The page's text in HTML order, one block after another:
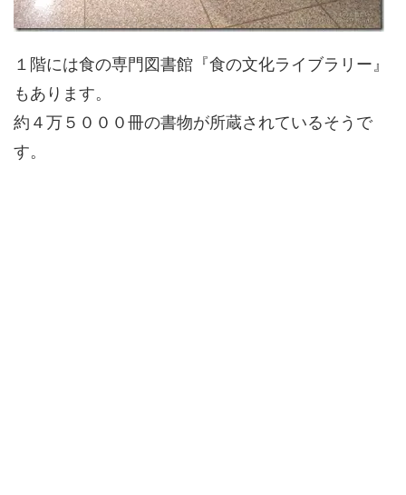
１階には食の専門図書館『食の文化ライブラリー』
もあります。
約４万５０００冊の書物が所蔵されているそうで
す。